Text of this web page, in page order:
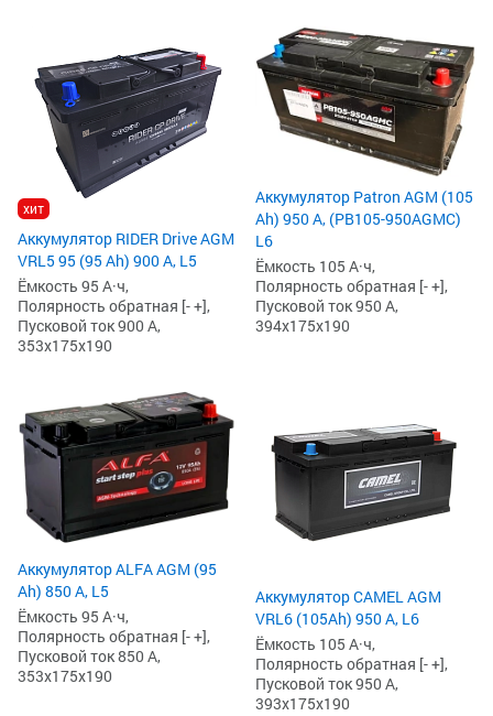
хит
Аккумулятор RIDER Drive AGM
VRL5 95 (95 Ah) 900 А, L5
Ёмкость 95 А·ч,
Полярность обратная [- +],
Пусковой ток 900 А,
353x175x190
Аккумулятор Patron AGM (105
Ah) 950 А, (PB105-950AGMC)
L6
Ёмкость 105 А·ч,
Полярность обратная [- +],
Пусковой ток 950 А,
394x175x190
Аккумулятор ALFA AGM (95
Ah) 850 А, L5
Ёмкость 95 А·ч,
Полярность обратная [- +],
Пусковой ток 850 А,
353x175x190
Аккумулятор CAMEL AGM
VRL6 (105Ah) 950 А, L6
Ёмкость 105 А·ч,
Полярность обратная [- +],
Пусковой ток 950 А,
393x175x190